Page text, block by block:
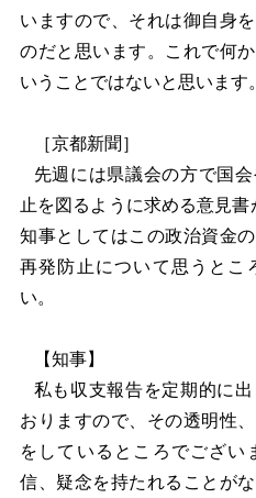
いますので、それは御自身
のだと思います。これで何
いうことではないと思います。
［京都新聞］
先週には県議会の方で国
止を図るように求める意見書
知事としてはこの政治資金
再発防止について思うとこ
い。
【知事】
私も収支報告を定期的に
おりますので、その透明性
をしているところでござい
信、疑念を持たれることが